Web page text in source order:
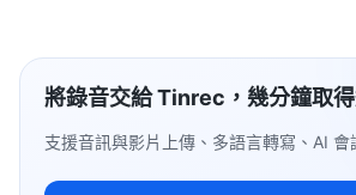
將錄音交給 Tinrec，幾分鐘取
支援音訊與影片上傳、多語言轉寫、AI 會